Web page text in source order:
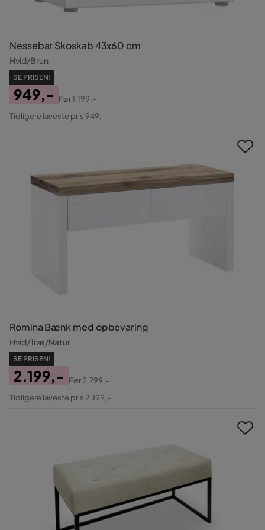
Nessebar Skoskab 43x60 cm
Hvid/Brun
SE PRISEN!
Pris
949,-
Original
Før1.199,-
Tidligere laveste pris 949,-
Romina Bænk med opbevaring
Hvid/Træ/Natur
SE PRISEN!
Pris
2.199,-
Original
Før2.799,-
Tidligere laveste pris 2.199,-